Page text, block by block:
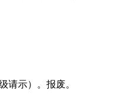
请示）。报废。